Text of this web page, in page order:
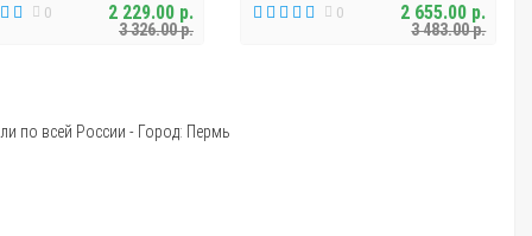
0
3 326.00 р.
2 229.00 р. 0
3 483.00 р.
2 655.00 р.
по всей России - Город: Пермь